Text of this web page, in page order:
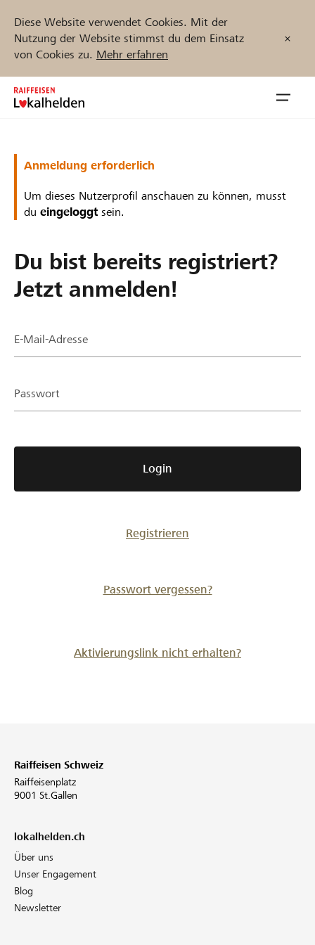
Diese Website verwendet Cookies. Mit der
Nutzung der Website stimmst du dem Einsatz
von Cookies zu. Mehr erfahren
Zum
Inhalt
Unterstützen
Partner / Raiffeisenbank
Jetzt starten
Anmeldung erforderlich
Um dieses Nutzerprofil anschauen zu können, musst
du eingeloggt sein.
Du bist bereits registriert?
Jetzt anmelden!
E-Mail-Adresse
Passwort
Login
Registrieren
Passwort vergessen?
Aktivierungslink nicht erhalten?
Raiffeisen Schweiz
Raiffeisenplatz
9001 St.Gallen
lokalhelden.ch
Über uns
Unser Engagement
Blog
Newsletter